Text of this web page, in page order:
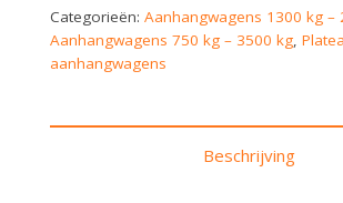
Categorieën: Aanhangwagens 1300 kg –
Aanhangwagens 750 kg – 3500 kg,
aanhangwagens
Beschrijving